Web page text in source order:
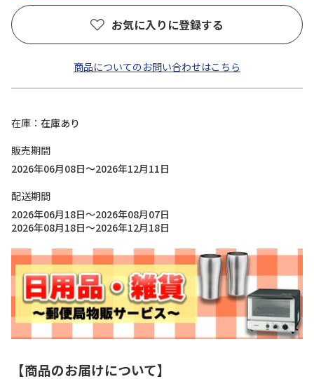
お気に入りに登録する
商品についてのお問い合わせはこちら
在庫
在庫あり
販売期間
2026年06月08日～2026年12月11日
配送期間
2026年06月18日～2026年08月07日
2026年08月18日～2026年12月18日
【商品のお届けについて】